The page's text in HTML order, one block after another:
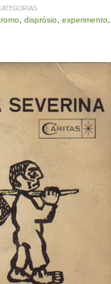
disprósio experimento